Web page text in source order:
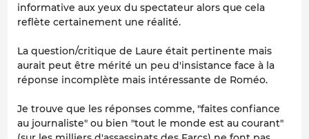
informative aux yeux du spectateur alors que cela
reflète certainement une réalité.
La question/critique de Laure était pertinente mais
aurait peut être mérité un peu d'insistance face à la
réponse incomplète mais intéressante de Roméo.
Je trouve que les réponses comme, "faites confiance
au journaliste" ou bien "tout le monde est au courant"